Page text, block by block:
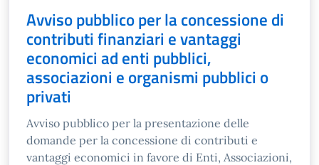
Avviso pubblico per la concessione di
contributi finanziari e vantaggi
economici ad enti pubblici,
associazioni e organismi pubblici o
privati
Avviso pubblico per la presentazione delle
domande per la concessione di contributi e
vantaggi economici in favore di Enti, Associazioni,